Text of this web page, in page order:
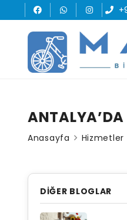
ANTALYA’DA
Anasayfa Hizmetler
DIĞER BLOGLAR